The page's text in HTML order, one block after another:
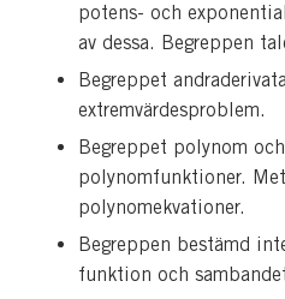
potens- och
av dessa. Begreppen
Begreppet
extremvärdesproblem.
Begreppet polynom
polynomfunktioner.
polynomekvationer.
Begreppen bestämd
funktion och